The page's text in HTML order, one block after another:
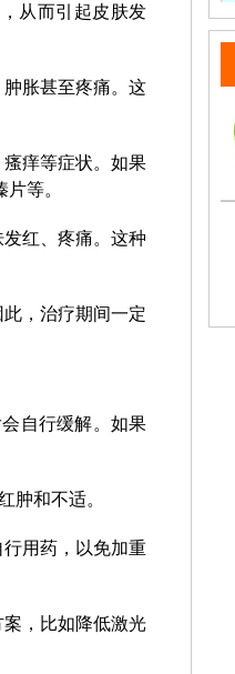
从而引起皮肤发
胀甚至疼痛。这
痒等症状。如果
等。
红、疼痛。这种
，治疗期间一定
自行缓解。如果
肿和不适。
用药，以免加重
，比如降低激光